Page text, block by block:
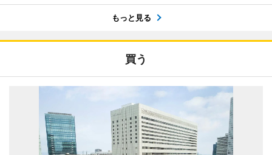
もっと見る
買う